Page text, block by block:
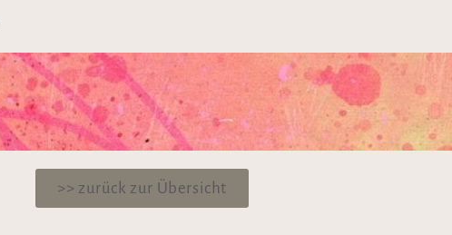
>> zurück zur Übersicht